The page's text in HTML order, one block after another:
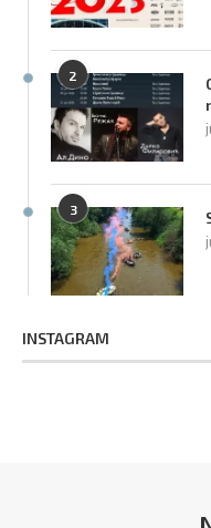
2
3
INSTAGRAM